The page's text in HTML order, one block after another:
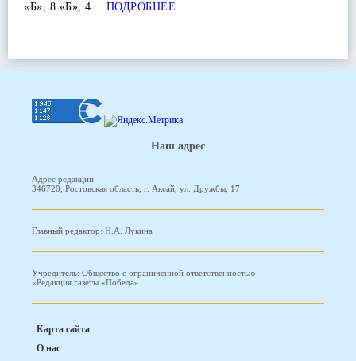
«Б», 8 «Б», 4… ПОДРОБНЕЕ
Наш адрес
Адрес редакции:
346720, Ростовская область, г. Аксай, ул. Дружбы, 17
Главный редактор: Н.А. Лукина
Учредитель: Общество с ограниченной ответственностью
«Редакция газеты «Победа»
Карта сайта
О нас